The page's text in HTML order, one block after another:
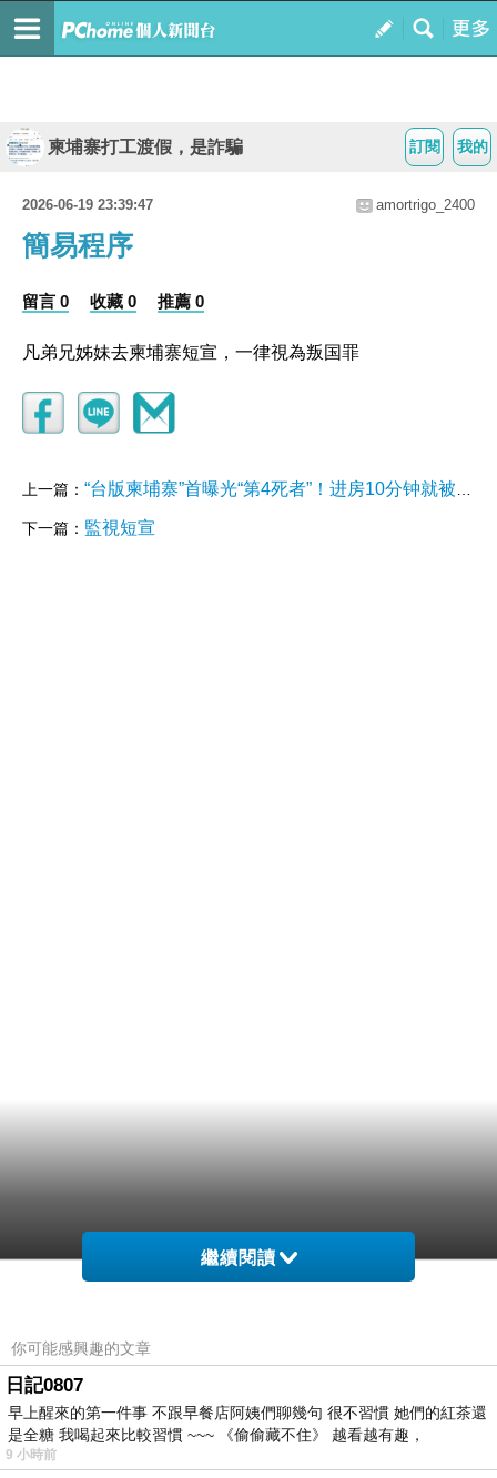
我的
訂閱
柬埔寨打工渡假，是詐騙
2026-06-19 23:39:47 amortrigo_2400
簡易程序
留言 0 收藏 0 推薦 0
凡弟兄姊妹去柬埔寨短宣，一律視為叛国罪
上一篇： “台版柬埔寨”首曝光“第4死者”！进房10分钟就被打死弃尸
下一篇： 監視短宣
繼續閱讀
你可能感興趣的文章
日記0807
早上醒來的第一件事 不跟早餐店阿姨們聊幾句 很不習慣 她們的紅茶還
是全糖 我喝起來比較習慣 ~~~ 《偷偷藏不住》 越看越有趣，
9 小時前